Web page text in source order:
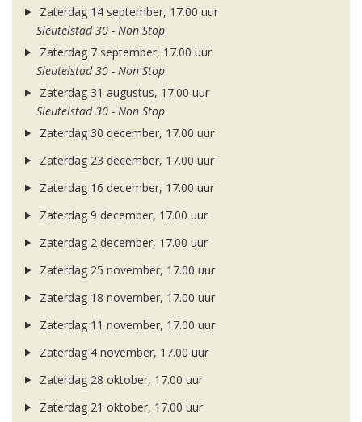
Zaterdag 14 september, 17.00 uur
Sleutelstad 30 - Non Stop
Zaterdag 7 september, 17.00 uur
Sleutelstad 30 - Non Stop
Zaterdag 31 augustus, 17.00 uur
Sleutelstad 30 - Non Stop
Zaterdag 30 december, 17.00 uur
Zaterdag 23 december, 17.00 uur
Zaterdag 16 december, 17.00 uur
Zaterdag 9 december, 17.00 uur
Zaterdag 2 december, 17.00 uur
Zaterdag 25 november, 17.00 uur
Zaterdag 18 november, 17.00 uur
Zaterdag 11 november, 17.00 uur
Zaterdag 4 november, 17.00 uur
Zaterdag 28 oktober, 17.00 uur
Zaterdag 21 oktober, 17.00 uur